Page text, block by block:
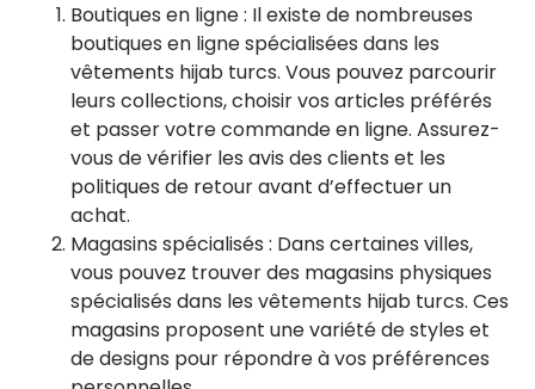
Boutiques en ligne : Il existe de nombreuses
boutiques en ligne spécialisées dans les
vêtements hijab turcs. Vous pouvez parcourir
leurs collections, choisir vos articles préférés
et passer votre commande en ligne. Assurez-
vous de vérifier les avis des clients et les
politiques de retour avant d’effectuer un
achat.
Magasins spécialisés : Dans certaines villes,
vous pouvez trouver des magasins physiques
spécialisés dans les vêtements hijab turcs. Ces
magasins proposent une variété de styles et
de designs pour répondre à vos préférences